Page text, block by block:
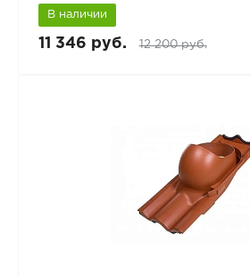
В наличии
11 346 руб. 12 200 руб.